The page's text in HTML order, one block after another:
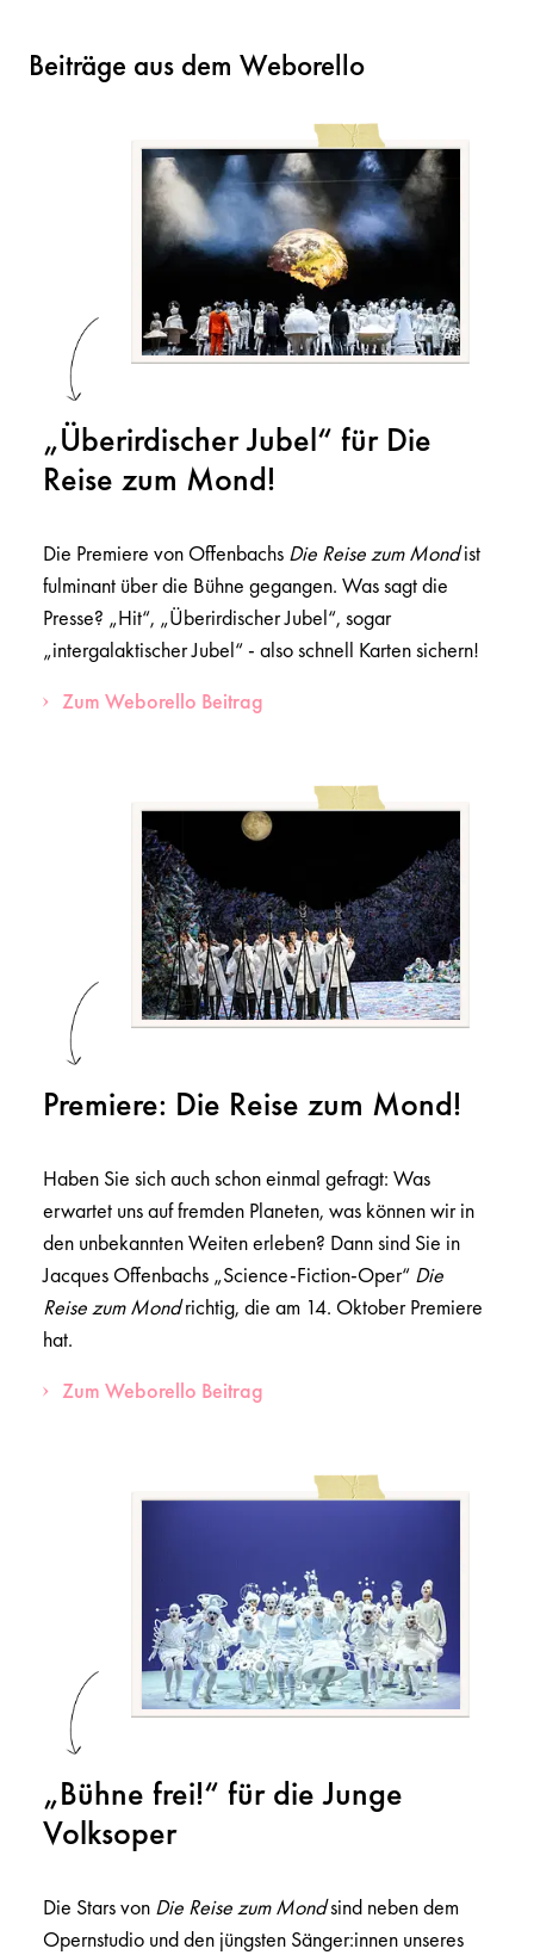
Beiträge aus dem Weborello
„Überirdischer Jubel“ für Die
Reise zum Mond!
Die Premiere von Offenbachs Die Reise zum Mondist
fulminant über die Bühne gegangen. Was sagt die
Presse? „Hit“, „Überirdischer Jubel“, sogar
„intergalaktischer Jubel“ - also schnell Karten sichern!
Zum Weborello Beitrag
Premiere: Die Reise zum Mond!
Haben Sie sich auch schon einmal gefragt: Was
erwartet uns auf fremden Planeten, was können wir in
den unbekannten Weiten erleben? Dann sind Sie in
Jacques Offenbachs „Science-Fiction-Oper“ Die
Reise zum Mondrichtig, die am 14. Oktober Premiere
hat.
Zum Weborello Beitrag
„Bühne frei!“ für die Junge
Volksoper
Die Stars von Die Reise zum Mondsind neben dem
Opernstudio und den jüngsten Sänger:innen unseres